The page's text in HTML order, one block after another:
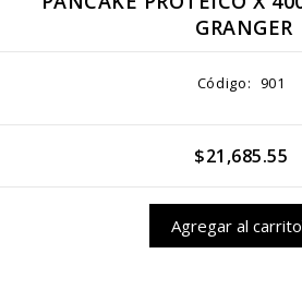
GRANGER
Código: 901
$21,685.55
Agregar al carrito